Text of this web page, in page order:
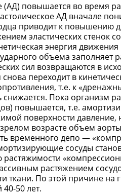
повышается во время
АД вначале
приводит к повышению
эластических стенок
энергия
объема заполняет
сил возвращаются в
снова переходит в
т.е. к
Пока организм
повышается, т.е.
поверхности
возрасте объем
временного депо —
сосуды
растяжимости
растяжением
ткани. По этой причине
50 лет.